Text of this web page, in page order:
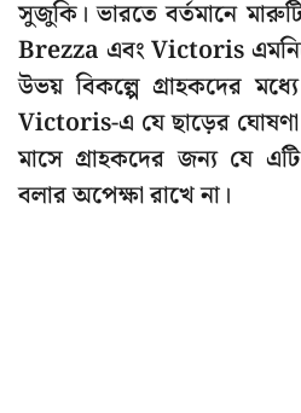
সুজুকি। ভারতে বর্তমানে
Brezza এবং Victoris
উভয় বিকল্পে গ্রাহকদের
Victoris-এ যে ছাড়ের
মাসে গ্রাহকদের জন্য যে
বলার অপেক্ষা রাখে না।